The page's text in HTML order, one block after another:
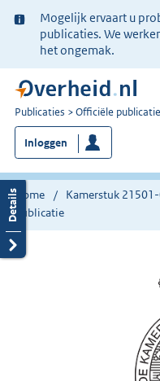
Ter
informatie:
Mogelijk ervaart u
publicaties. We
het ongemak.
U
bent
nu
hier:
Publicaties Officiële
Inloggen
Home Kamerstuk
publicatie